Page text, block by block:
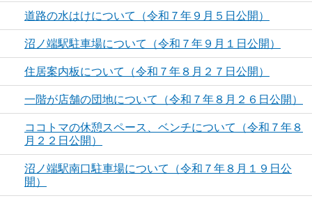
道路の水はけについて（令和７年９月５日公開）
沼ノ端駅駐車場について（令和７年９月１日公開）
住居案内板について（令和７年８月２７日公開）
一階が店舗の団地について（令和７年８月２６日公開）
ココトマの休憩スペース、ベンチについて（令和７年８
月２２日公開）
沼ノ端駅南口駐車場について（令和７年８月１９日公
開）